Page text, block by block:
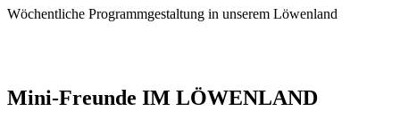
Wöchentliche Programmgestaltung in unserem Löwenland
Mini-Freunde IM LÖWENLAND